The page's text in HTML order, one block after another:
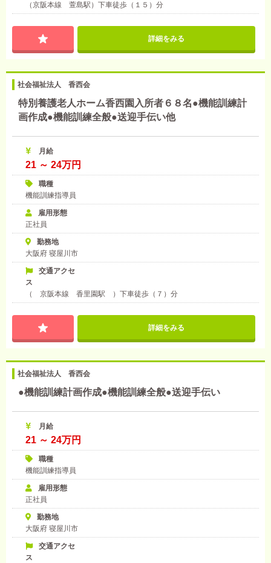
（京阪本線 萱島駅）下車徒歩（１５）分
詳細をみる
社会福祉法人 香西会
特別養護老人ホーム香西園入所者６８名●機能訓練計
画作成●機能訓練全般●送迎手伝い他
月給
21 ～ 24万円
職種
機能訓練指導員
雇用形態
正社員
勤務地
大阪府 寝屋川市
交通アクセ
ス
（ 京阪本線 香里園駅 ）下車徒歩（７）分
詳細をみる
社会福祉法人 香西会
●機能訓練計画作成●機能訓練全般●送迎手伝い
月給
21 ～ 24万円
職種
機能訓練指導員
雇用形態
正社員
勤務地
大阪府 寝屋川市
交通アクセ
ス